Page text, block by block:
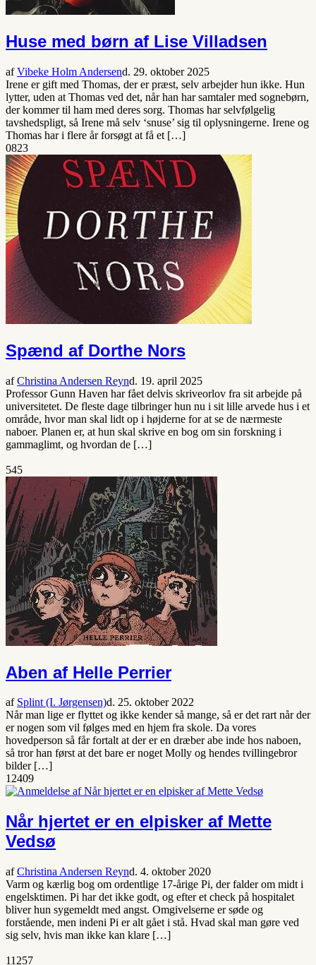
Huse med børn af Lise Villadsen
afVibeke Holm Andersend. 29. oktober 2025
Irene er gift med Thomas, der er præst, selv arbejder hun ikke. Hun
lytter, uden at Thomas ved det, når han har samtaler med sognebørn,
der kommer til ham med deres sorg. Thomas har selvfølgelig
tavshedspligt, så Irene må selv ‘snuse’ sig til oplysningerne. Irene og
Thomas har i flere år forsøgt at få et […]
0823
Spænd af Dorthe Nors
afChristina Andersen Reynd. 19. april 2025
Professor Gunn Haven har fået delvis skriveorlov fra sit arbejde på
universitetet. De fleste dage tilbringer hun nu i sit lille arvede hus i et
område, hvor man skal lidt op i højderne for at se de nærmeste
naboer. Planen er, at hun skal skrive en bog om sin forskning i
gammaglimt, og hvordan de […]
545
Aben af Helle Perrier
af Splint (I. Jørgensen)d. 25. oktober 2022
Når man lige er flyttet og ikke kender så mange, så er det rart når der
er nogen som vil følges med en hjem fra skole. Da vores
hovedperson så får fortalt at der er en dræber abe inde hos naboen,
så tror han først at det bare er noget Molly og hendes tvillingebror
bilder […]
12409
Når hjertet er en elpisker af Mette
Vedsø
afChristina Andersen Reynd. 4. oktober 2020
Varm og kærlig bog om ordentlige 17-årige Pi, der falder om midt i
engelsktimen. Pi har det ikke godt, og efter et check på hospitalet
bliver hun sygemeldt med angst. Omgivelserne er søde og
forstående, men indeni Pi er alt gået i stå. Hvad skal man gøre ved
sig selv, hvis man ikke kan klare […]
11257